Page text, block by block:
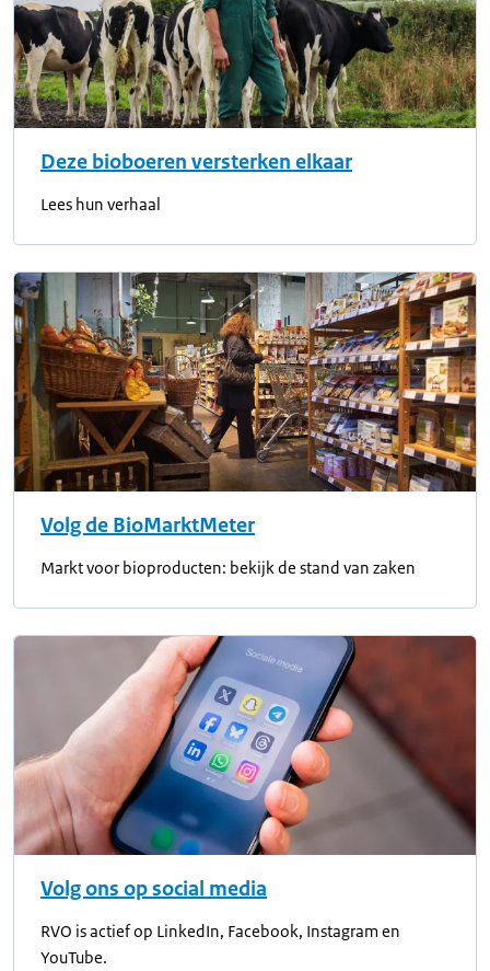
Deze bioboeren versterken elkaar
Lees hun verhaal
Volg de BioMarktMeter
Markt voor bioproducten: bekijk de stand van zaken
Volg ons op social media
RVO is actief op LinkedIn, Facebook, Instagram en
YouTube.